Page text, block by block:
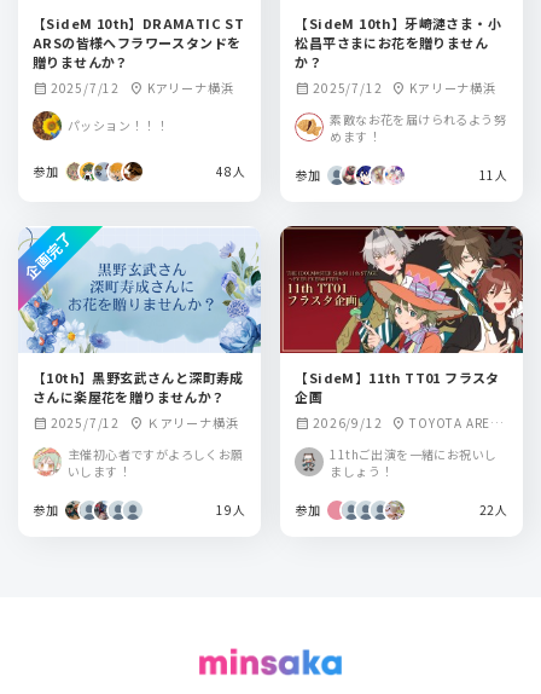
【SideM 10th】DRAMATIC ST
ARSの皆様へフラワースタンドを
贈りませんか？
calendar_month 2025/7/12 location_on Kアリーナ横浜
パッション！！！
参加 48人
【SideM 10th】牙崎漣さま・小
松昌平さまにお花を贈りません
か？
calendar_month 2025/7/12 location_on Kアリーナ横浜
素敵なお花を届けられるよう努
めます！
参加 11人
【10th】黒野玄武さんと深町寿成
さんに楽屋花を贈りませんか？
calendar_month 2025/7/12 location_on Ｋアリーナ横浜
主催初心者ですがよろしくお願
いします！
参加 19人
企画完了
【SideM】11th TT01 フラスタ
企画
calendar_month 2026/9/12 location_on TOYOTA ARENA
11thご出演を一緒にお祝いし
ましょう！
参加 22人